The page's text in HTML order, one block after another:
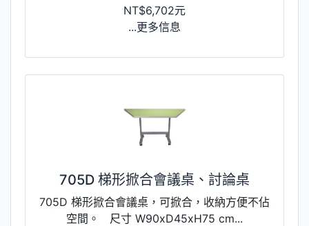
NT$6,702元
...更多信息
705D 梯形掀合會議桌、討論桌
705D 梯形掀合會議桌，可掀合，收納方便不佔
空間。 尺寸 W90xD45xH75 cm...